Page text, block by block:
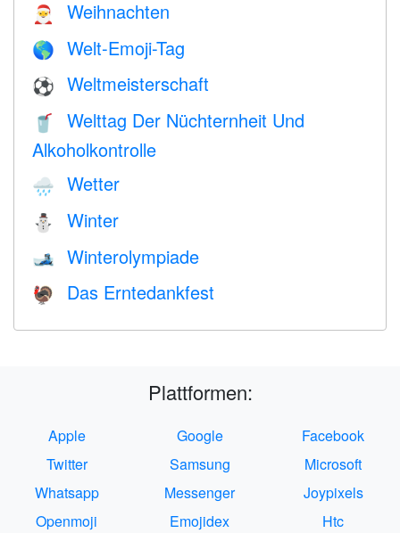
🎅 Weihnachten
🌎 Welt-Emoji-Tag
⚽ Weltmeisterschaft
🥤
Welttag Der Nüchternheit Und
Alkoholkontrolle
🌧 Wetter
⛄ Winter
🎿 Winterolympiade
🦃 Das Erntedankfest
Plattformen:
Apple Google
Facebook
Twitter
Samsung
Microsoft
Whatsapp
Messenger
Joypixels
Openmoji
Emojidex
Htc